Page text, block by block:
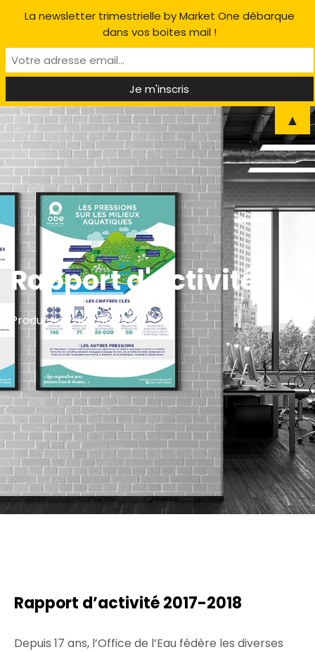
Rapport d'activité
Production de contenus
Rapport d’activité 2017-2018
Depuis 17 ans, l’Office de l’Eau fédère les diverses
La newsletter trimestrielle by Market One débarque
dans vos boites mail !
▲